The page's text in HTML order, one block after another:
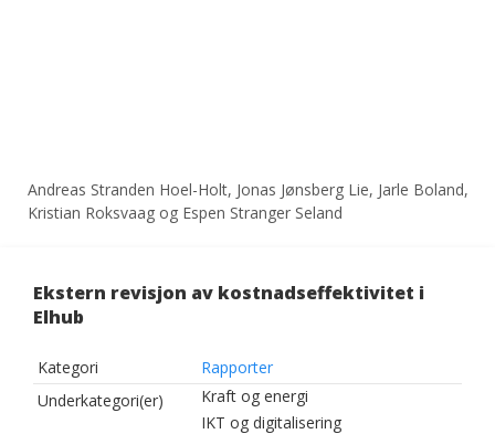
Andreas Stranden Hoel-Holt, Jonas Jønsberg Lie, Jarle Boland,
Kristian Roksvaag og Espen Stranger Seland
Ekstern revisjon av kostnadseffektivitet i
Elhub
Kategori
Rapporter
Underkategori(er)
Kraft og energi
IKT og digitalisering